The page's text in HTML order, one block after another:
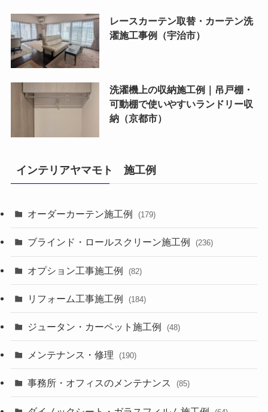
レースカーテン取替・カーテン洗
濯施工事例（宇治市）
洗濯機上の収納施工例｜吊戸棚・
可動棚で使いやすいランドリー収
納（京都市）
インテリアヤマモト 施工例
オーダーカーテン施工例 (179)
ブラインド・ロールスクリーン施工例 (236)
オプション工事施工例 (82)
リフォーム工事施工例 (184)
ジュータン・カーペット施工例 (48)
メンテナンス・修理 (190)
事務所・オフィスのメンテナンス (85)